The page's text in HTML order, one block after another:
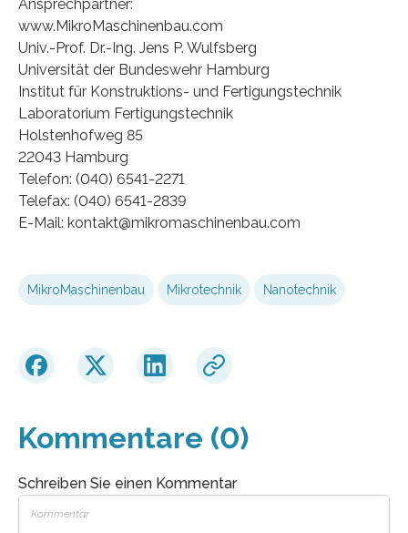
Ansprechpartner:
www.MikroMaschinenbau.com
Univ.-Prof. Dr.-Ing. Jens P. Wulfsberg
Universität der Bundeswehr Hamburg
Institut für Konstruktions- und Fertigungstechnik
Laboratorium Fertigungstechnik
Holstenhofweg 85
22043 Hamburg
Telefon: (040) 6541-2271
Telefax: (040) 6541-2839
E-Mail: kontakt@mikromaschinenbau.com
MikroMaschinenbau Mikrotechnik Nanotechnik
Kommentare (0)
Schreiben Sie einen Kommentar